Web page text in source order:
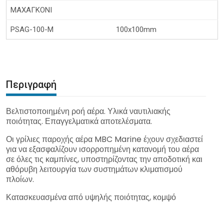
ΜΑΧΑΓΚΟΝΙ
PSAG-100-M 100x100mm
Περιγραφή
Βελτιστοποιημένη ροή αέρα. Υλικά ναυτιλιακής
ποιότητας. Επαγγελματικά αποτελέσματα.
Οι γρίλιες παροχής αέρα MBC Marine έχουν σχεδιαστεί
για να εξασφαλίζουν ισορροπημένη κατανομή του αέρα
σε όλες τις καμπίνες, υποστηρίζοντας την αποδοτική και
αθόρυβη λειτουργία των συστημάτων κλιματισμού
πλοίων.
Κατασκευασμένα από υψηλής ποιότητας, κομψό